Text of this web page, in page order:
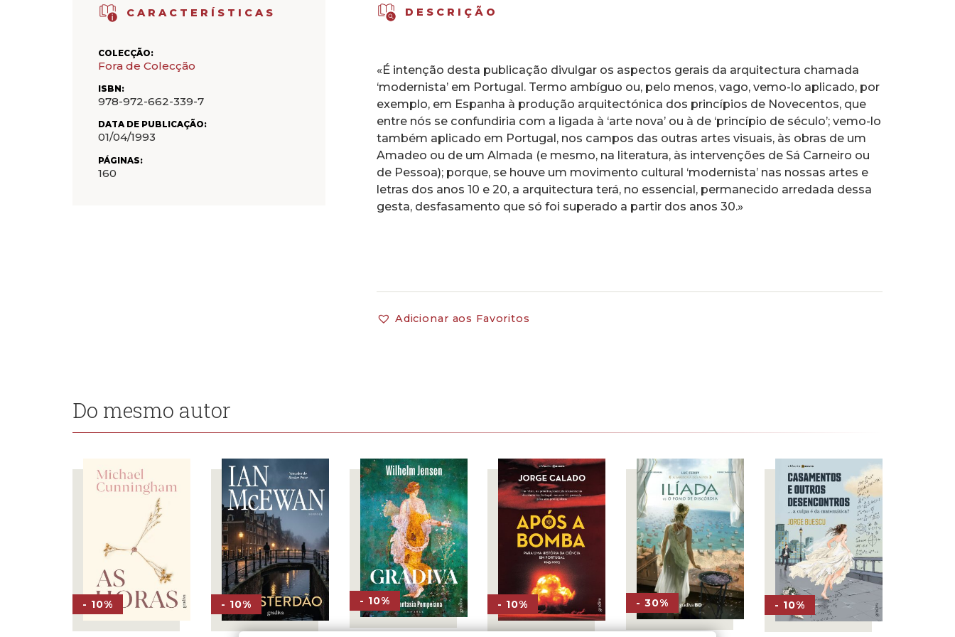
CARACTERÍSTICAS
COLECÇÃO:
Fora de Colecção
ISBN:
978-972-662-339-7
DATA DE PUBLICAÇÃO:
01/04/1993
PÁGINAS:
160
DESCRIÇÃO
«É intenção desta publicação divulgar os aspectos gerais da arquitectura chamada
‘modernista’ em Portugal. Termo ambíguo ou, pelo menos, vago, vemo-lo aplicado, por
exemplo, em Espanha à produção arquitectónica dos princípios de Novecentos, que
entre nós se confundiria com a ligada à ‘arte nova’ ou à de ‘princípio de século’; vemo-lo
também aplicado em Portugal, nos campos das outras artes visuais, às obras de um
Amadeo ou de um Almada (e mesmo, na literatura, às intervenções de Sá Carneiro ou
de Pessoa); porque, se houve um movimento cultural ‘modernista’ nas nossas artes e
letras dos anos 10 e 20, a arquitectura terá, no essencial, permanecido arredada dessa
gesta, desfasamento que só foi superado a partir dos anos 30.»
Adicionar aos Favoritos
Do mesmo autor
- 10% - 10% - 10% - 10% - 30% - 10%